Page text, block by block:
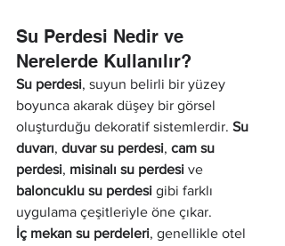
Su Perdesi Nedir ve
Nerelerde Kullanılır?
Su perdesi, suyun belirli bir yüzey
boyunca akarak düşey bir görsel
oluşturduğu dekoratif sistemlerdir. Su
duvarı, duvar su perdesi, cam su
perdesi, misinalı su perdesi ve
baloncuklu su perdesi gibi farklı
uygulama çeşitleriyle öne çıkar.
İç mekan su perdeleri, genellikle otel